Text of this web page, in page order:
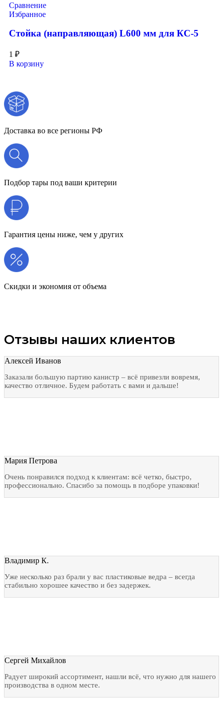
Сравнение
Избранное
Стойка (направляющая) L600 мм для КС-5
1 ₽
В корзину
Доставка во все регионы РФ
Подбор тары под ваши критерии
Гарантия цены ниже, чем у других
Скидки и экономия от объема
Отзывы наших клиентов
Алексей Иванов
Заказали большую партию канистр – всё привезли вовремя,
качество отличное. Будем работать с вами и дальше!
Мария Петрова
Очень понравился подход к клиентам: всё четко, быстро,
профессионально. Спасибо за помощь в подборе упаковки!
Владимир К.
Уже несколько раз брали у вас пластиковые ведра – всегда
стабильно хорошее качество и без задержек.
Сергей Михайлов
Радует широкий ассортимент, нашли всё, что нужно для нашего
производства в одном месте.